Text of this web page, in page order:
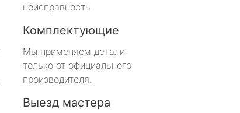
неисправность.
Комплектующие
Мы применяем детали
только от официального
производителя.
Выезд мастера